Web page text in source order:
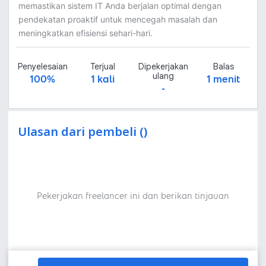
memastikan sistem IT Anda berjalan optimal dengan
pendekatan proaktif untuk mencegah masalah dan
meningkatkan efisiensi sehari-hari.
Penyelesaian
100%
Terjual
1 kali
Dipekerjakan
ulang
-
Balas
1 menit
Ulasan dari pembeli ()
Pekerjakan freelancer ini dan berikan tinjauan